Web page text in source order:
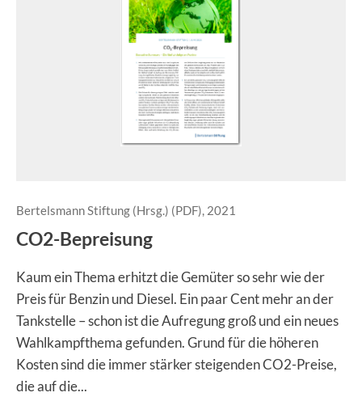
Bertelsmann Stiftung (Hrsg.) (PDF), 2021
CO2-Bepreisung
Kaum ein Thema erhitzt die Gemüter so sehr wie der
Preis für Benzin und Diesel. Ein paar Cent mehr an der
Tankstelle – schon ist die Aufregung groß und ein neues
Wahlkampfthema gefunden. Grund für die höheren
Kosten sind die immer stärker steigenden CO2-Preise,
die auf die...